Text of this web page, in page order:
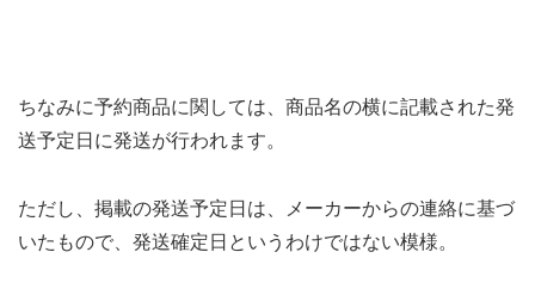
ちなみに予約商品に関しては、商品名の横に記載された発
送予定日に発送が行われます。
ただし、掲載の発送予定日は、メーカーからの連絡に基づ
いたもので、発送確定日というわけではない模様。